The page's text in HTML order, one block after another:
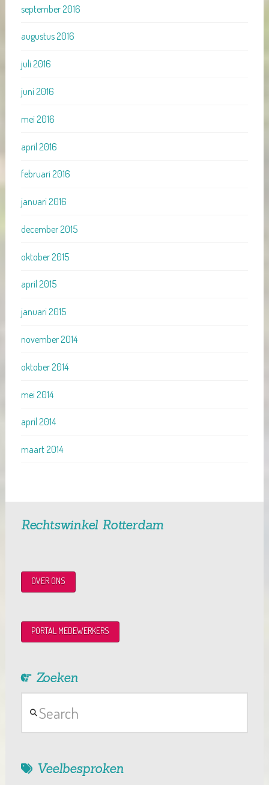
september 2016
augustus 2016
juli 2016
juni 2016
mei 2016
april 2016
februari 2016
januari 2016
december 2015
oktober 2015
april 2015
januari 2015
november 2014
oktober 2014
mei 2014
april 2014
maart 2014
Rechtswinkel Rotterdam
OVER ONS
PORTAL MEDEWERKERS
Zoeken
Veelbesproken